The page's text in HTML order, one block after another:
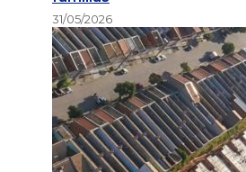
31/05/2026